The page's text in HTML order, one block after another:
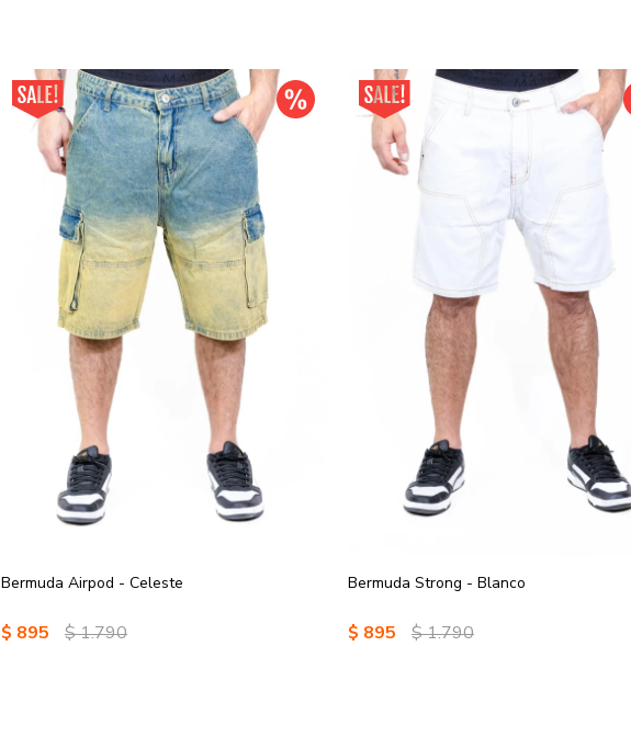
Bermuda Airpod - Celeste
$ 895 $1.790
Bermuda Strong - Blanco
$ 895 $1.790